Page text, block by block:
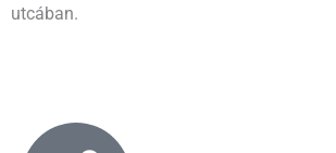
utcában.